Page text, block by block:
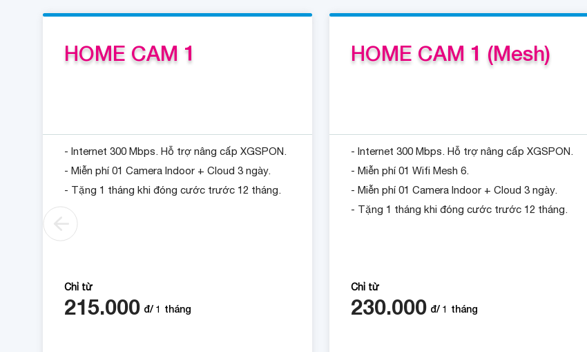
HOME CAM 1
- Internet 300 Mbps. Hỗ trợ nâng cấp XGSPON.
- Miễn phí 01 Camera Indoor + Cloud 3 ngày.
- Tặng 1 tháng khi đóng cước trước 12 tháng.
Chỉ từ
215.000 đ/1 tháng
HOME CAM 1 (Mesh)
- Internet 300 Mbps. Hỗ trợ nâng cấp XGSPON.
- Miễn phí 01 Wifi Mesh 6.
- Miễn phí 01 Camera Indoor + Cloud 3 ngày.
- Tặng 1 tháng khi đóng cước trước 12 tháng.
Chỉ từ
230.000 đ/1 tháng